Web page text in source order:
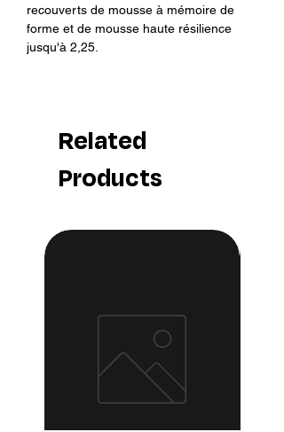
recouverts de mousse à mémoire de
forme et de mousse haute résilience
jusqu'à 2,25.
Related
Products